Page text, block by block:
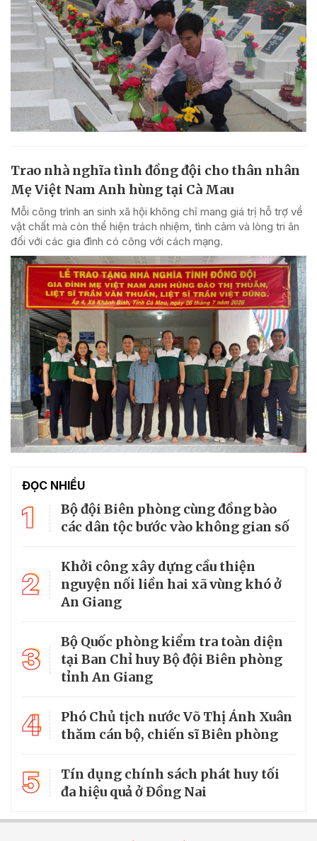
Trao nhà nghĩa tình đồng đội cho thân nhân
Mẹ Việt Nam Anh hùng tại Cà Mau
Mỗi công trình an sinh xã hội không chỉ mang giá trị hỗ trợ về
vật chất mà còn thể hiện trách nhiệm, tình cảm và lòng tri ân
đối với các gia đình có công với cách mạng.
ĐỌC NHIỀU
1
Bộ đội Biên phòng cùng đồng bào
các dân tộc bước vào không gian số
2
Khởi công xây dựng cầu thiện
nguyện nối liền hai xã vùng khó ở
An Giang
3
Bộ Quốc phòng kiểm tra toàn diện
tại Ban Chỉ huy Bộ đội Biên phòng
tỉnh An Giang
4
Phó Chủ tịch nước Võ Thị Ánh Xuân
thăm cán bộ, chiến sĩ Biên phòng
5
Tín dụng chính sách phát huy tối
đa hiệu quả ở Đồng Nai